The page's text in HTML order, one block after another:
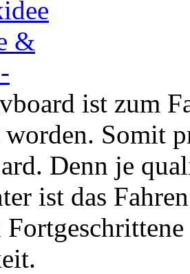
ist zum
Somit
Denn je
ist das